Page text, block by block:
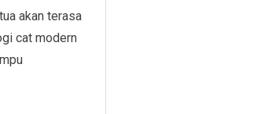
akan terasa
cat modern